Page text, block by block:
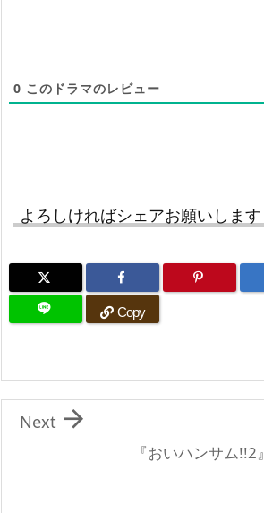
0 このドラマのレビュー
よろしければシェアお願いします
Copy
『おいハンサム!!2』

Next